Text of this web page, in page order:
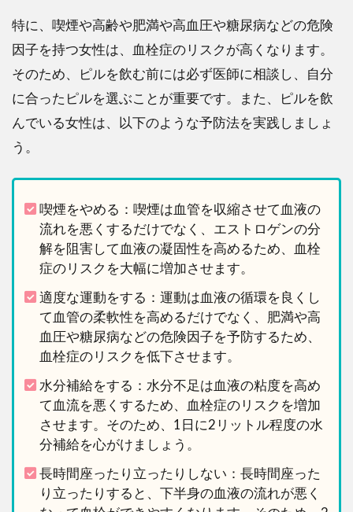
特に、喫煙や高齢や肥満や高血圧や糖尿病などの危険
因子を持つ女性は、血栓症のリスクが高くなります。
そのため、ピルを飲む前には必ず医師に相談し、自分
に合ったピルを選ぶことが重要です。また、ピルを飲
んでいる女性は、以下のような予防法を実践しましょ
う。
喫煙をやめる：喫煙は血管を収縮させて血液の
流れを悪くするだけでなく、エストロゲンの分
解を阻害して血液の凝固性を高めるため、血栓
症のリスクを大幅に増加させます。
適度な運動をする：運動は血液の循環を良くし
て血管の柔軟性を高めるだけでなく、肥満や高
血圧や糖尿病などの危険因子を予防するため、
血栓症のリスクを低下させます。
水分補給をする：水分不足は血液の粘度を高め
て血流を悪くするため、血栓症のリスクを増加
させます。そのため、1日に2リットル程度の水
分補給を心がけましょう。
長時間座ったり立ったりしない：長時間座った
り立ったりすると、下半身の血液の流れが悪く